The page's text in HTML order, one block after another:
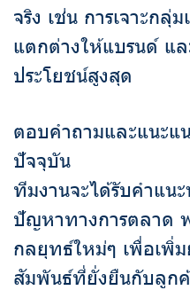
จริง เช่น การเจาะกลุ่
แตกต่างให้แบรนด์ แ
ประโยชน์สูงสุด
ตอบคำถามและแนะแ
ปัจจุบัน
ทีมงานจะได้รับคำแน
ปัญหาทางการตลาด
กลยุทธ์ใหม่ๆ เพื่อเพิ่
สัมพันธ์ที่ยั่งยืนกับลูก